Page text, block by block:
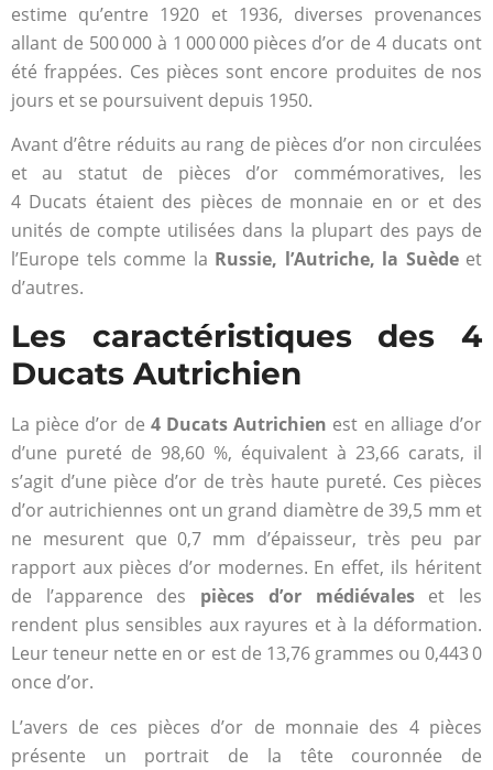
estime qu’entre 1920 et 1936, diverses provenances
allant de 500 000 à 1 000 000 pièces d’or de 4 ducats ont
été frappées. Ces pièces sont encore produites de nos
jours et se poursuivent depuis 1950.
Avant d’être réduits au rang de pièces d’or non circulées
et au statut de pièces d’or commémoratives, les
4 Ducats étaient des pièces de monnaie en or et des
unités de compte utilisées dans la plupart des pays de
l’Europe tels comme la Russie, l’Autriche, la Suèdeet
d’autres.
Les caractéristiques des 4
Ducats Autrichien
La pièce d’or de 4 Ducats Autrichien est en alliage d’or
d’une pureté de 98,60 %, équivalent à 23,66 carats, il
s’agit d’une pièce d’or de très haute pureté. Ces pièces
d’or autrichiennes ont un grand diamètre de 39,5 mm et
ne mesurent que 0,7 mm d’épaisseur, très peu par
rapport aux pièces d’or modernes. En effet, ils héritent
de l’apparence des pièces d’or médiévaleset les
rendent plus sensibles aux rayures et à la déformation.
Leur teneur nette en or est de 13,76 grammes ou 0,443 0
once d’or.
L’avers de ces pièces d’or de monnaie des 4 pièces
présente un portrait de la tête couronnée de